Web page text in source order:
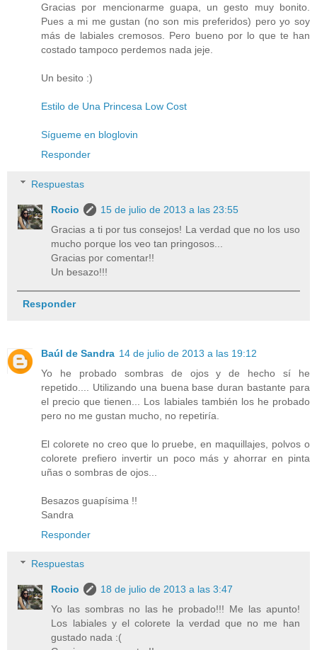
Gracias por mencionarme guapa, un gesto muy bonito.
Pues a mi me gustan (no son mis preferidos) pero yo soy
más de labiales cremosos. Pero bueno por lo que te han
costado tampoco perdemos nada jeje.
Un besito :)
Estilo de Una Princesa Low Cost
Sígueme en bloglovin
Responder
Respuestas
Rocio
15 de julio de 2013 a las 23:55
Gracias a ti por tus consejos! La verdad que no los uso
mucho porque los veo tan pringosos...
Gracias por comentar!!
Un besazo!!!
Responder
Baúl de Sandra 14 de julio de 2013 a las 19:12
Yo he probado sombras de ojos y de hecho sí he
repetido.... Utilizando una buena base duran bastante para
el precio que tienen... Los labiales también los he probado
pero no me gustan mucho, no repetiría.
El colorete no creo que lo pruebe, en maquillajes, polvos o
colorete prefiero invertir un poco más y ahorrar en pinta
uñas o sombras de ojos...
Besazos guapísima !!
Sandra
Responder
Respuestas
Rocio
18 de julio de 2013 a las 3:47
Yo las sombras no las he probado!!! Me las apunto!
Los labiales y el colorete la verdad que no me han
gustado nada :(